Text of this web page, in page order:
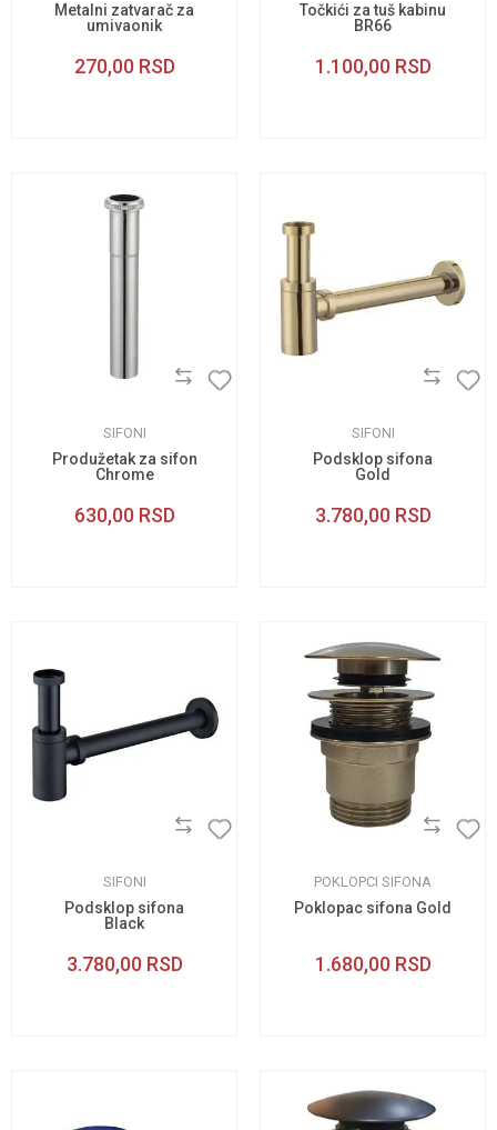
Metalni zatvarač za
umivaonik
270,00 RSD
Točkići za tuš kabinu
BR66
1.100,00 RSD
SIFONI
Produžetak za sifon
Chrome
630,00 RSD
SIFONI
Podsklop sifona
Gold
3.780,00 RSD
SIFONI
Podsklop sifona
Black
3.780,00 RSD
POKLOPCI SIFONA
Poklopac sifona Gold
1.680,00 RSD